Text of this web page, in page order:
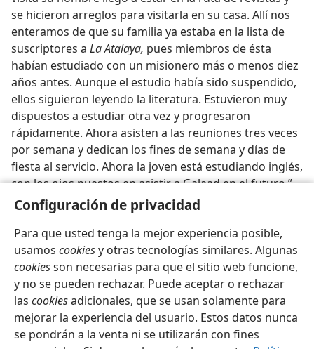
Configuración de privacidad
Para que usted tenga la mejor experiencia posible,
usamos cookiesy otras tecnologías similares. Algunas
cookiesson necesarias para que el sitio web funcione,
y no se pueden rechazar. Puede aceptar o rechazar
las cookiesadicionales, que se usan solamente para
mejorar la experiencia del usuario. Estos datos nunca
se pondrán a la venta ni se utilizarán con fines
se hicieron arreglos para visitarla en su casa. Allí nos
enteramos de que su familia ya estaba en la lista de
suscriptores a La Atalaya, pues miembros de ésta
habían estudiado con un misionero más o menos diez
años antes. Aunque el estudio había sido suspendido,
ellos siguieron leyendo la literatura. Estuvieron muy
dispuestos a estudiar otra vez y progresaron
rápidamente. Ahora asisten a las reuniones tres veces
por semana y dedican los fines de semana y días de
fiesta al servicio. Ahora la joven está estudiando inglés,
con los ojos puestos en asistir a Galaad en el futuro.”
Español Compartir Configuración
Copyright© 2026 Watch Tower Bible and Tract Society of Pennsylvania
Condiciones de uso
Política de privacidad
Configuración de privacidad
JW.ORG Iniciar sesión